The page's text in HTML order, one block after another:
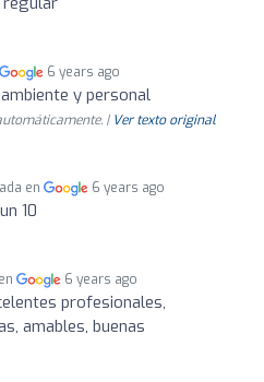
6 years ago
y personal
| Ver texto original
en 6 years ago
10
6 years ago
profesionales,
amables, buenas